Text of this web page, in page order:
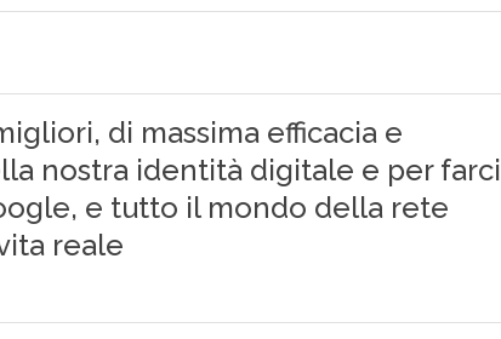
di massima efficacia e
nostra identità digitale e per farci
e tutto il mondo della rete
reale